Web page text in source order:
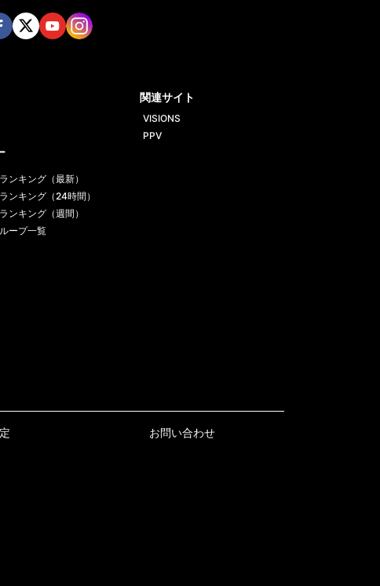
ンキング（最新）
ンキング（24時間）
ンキング（週間）
ープ一覧
関連サイト
VISIONS
PPV
お問い合わせ